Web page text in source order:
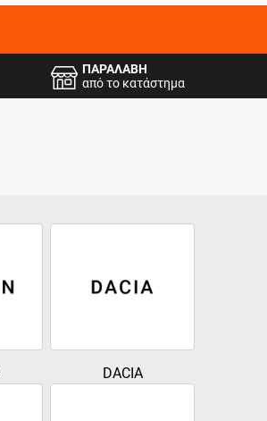
ΠΑΡΑΛΑΒΗ
από το κατάστημα
DACIA